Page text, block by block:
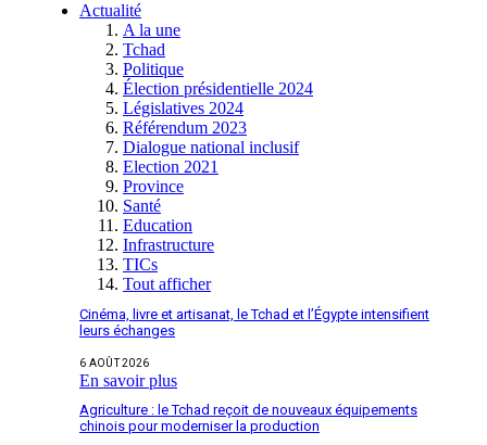
Actualité
A la une
Tchad
Politique
Élection présidentielle 2024
Législatives 2024
Référendum 2023
Dialogue national inclusif
Election 2021
Province
Santé
Education
Infrastructure
TICs
Tout afficher
Cinéma, livre et artisanat, le Tchad et l’Égypte intensifient
leurs échanges
6 AOÛT 2026
En savoir plus
Agriculture : le Tchad reçoit de nouveaux équipements
chinois pour moderniser la production